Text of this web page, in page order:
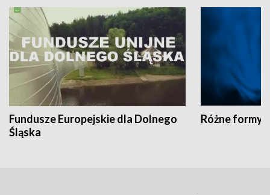
Fundusze Europejskie dla Dolnego
Śląska
Różne formy